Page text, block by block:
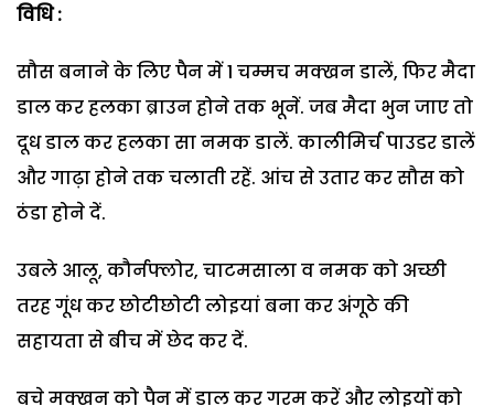
विधि :
सौस बनाने के लिए पैन में 1 चम्मच मक्खन डालें, फिर मैदा
डाल कर हलका ब्राउन होने तक भूनें. जब मैदा भुन जाए तो
दूध डाल कर हलका सा नमक डालें. कालीमिर्च पाउडर डालें
और गाढ़ा होने तक चलाती रहें. आंच से उतार कर सौस को
ठंडा होने दें.
उबले आलू, कौर्नफ्लोर, चाटमसाला व नमक को अच्छी
तरह गूंध कर छोटीछोटी लोइयां बना कर अंगूठे की
सहायता से बीच में छेद कर दें.
बचे मक्खन को पैन में डाल कर गरम करें और लोइयों को